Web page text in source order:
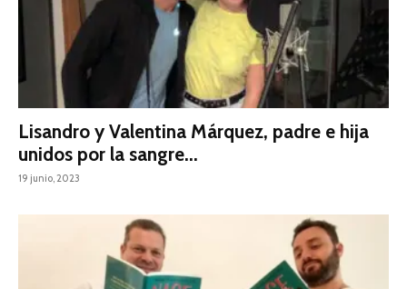
Lisandro y Valentina Márquez, padre e hija
unidos por la sangre...
19 junio, 2023